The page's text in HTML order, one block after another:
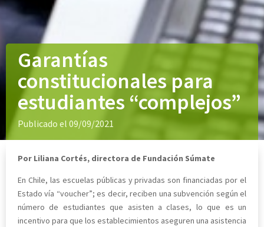
Garantías
constitucionales para
estudiantes “complejos”
Publicado el 09/09/2021
Por Liliana Cortés, directora de Fundación Súmate
En Chile, las escuelas públicas y privadas son financiadas por el
Estado vía “voucher”; es decir, reciben una subvención según el
número de estudiantes que asisten a clases, lo que es un
incentivo para que los establecimientos aseguren una asistencia